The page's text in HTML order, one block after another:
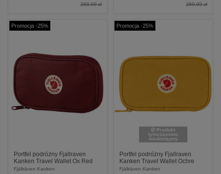
269,00 zł 269,00 zł
Promocja -25%
Portfel podróżny Fjallraven
Kanken Travel Wallet Ox Red
Fjällräven Kanken
Promocja -25%
Produkt
tymczasowo
niedostępny
Portfel podróżny Fjallraven
Kanken Travel Wallet Ochre
Fjällräven Kanken